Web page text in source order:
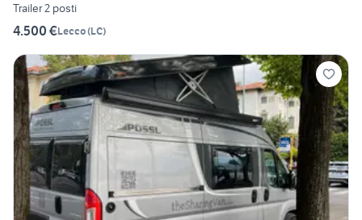
Trailer 2 posti
4.500 €Lecco(LC)